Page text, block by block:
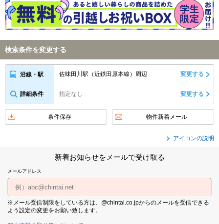
検索条件を変更する
沿線・駅 佐味田川駅（近鉄田原本線）周辺 変更する
詳細条件 指定なし 変更する
条件保存 物件新着メール
アイコンの説明
新着お知らせをメールで受け取る
メールアドレス
※メール受信制限をしている方は、@chintai.co.jpからのメールを受信できる
よう設定の変更をお願い致します。